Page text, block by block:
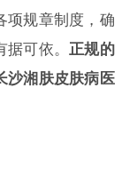
项规章制度，确
可依。 正规的
沙湘肤皮肤病医